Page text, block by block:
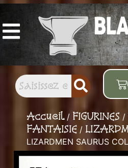
Vos figurines et accessoires
préférés
Accueil/ FIGURINES /
FANTAISIE /
LIZARDMEN SAURUS